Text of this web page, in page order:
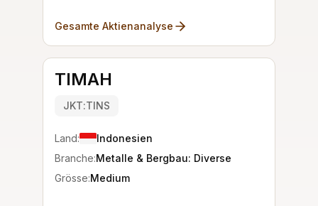
Gesamte Aktienanalyse
TIMAH
JKT:TINS
Land:
Indonesien
Branche:Metalle & Bergbau: Diverse
Grösse:Medium